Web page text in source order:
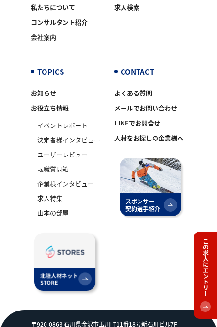
この求人にエントリー
私たちについて
コンサルタント紹介
会社案内
求人検索
TOPICS
お知らせ
お役立ち情報
イベントレポート
決定者様インタビュー
ユーザーレビュー
転職質問箱
企業様インタビュー
求人特集
山本の部屋
CONTACT
よくある質問
メールでお問い合わせ
LINEでお問合せ
人材をお探しの企業様へ
スポンサー
契約選手紹介
〒920-0863 石川県金沢市玉川町11番18号新石川ビル7F